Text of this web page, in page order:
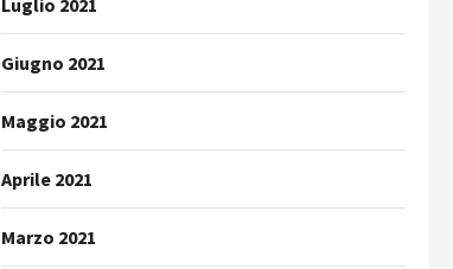
Luglio 2021
Giugno 2021
Maggio 2021
Aprile 2021
Marzo 2021